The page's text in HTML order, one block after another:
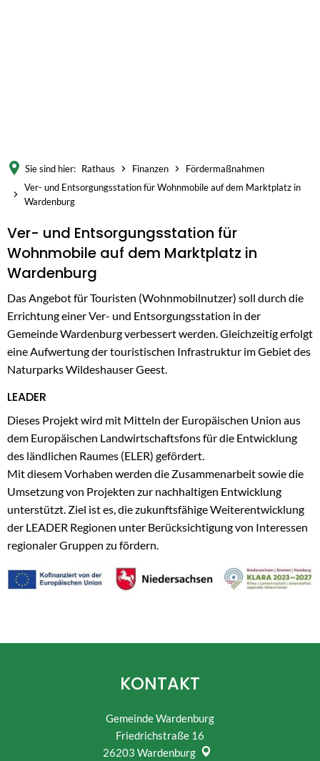
Sie sind hier: Rathaus Finanzen
Fördermaßnahmen
Ver- und Entsorgungsstation für Wohnmobile auf dem Marktplatz in
Wardenburg
Ver-
und
Entsorgungsstation
für
Wohnmobile
auf
Marktplatz
in
Wardenburg
Ver- und Entsorgungsstation für
Wohnmobile auf dem Marktplatz in
Wardenburg
Das Angebot für Touristen (Wohnmobilnutzer) soll durch die
Errichtung einer Ver- und Entsorgungsstation in der
Gemeinde Wardenburg verbessert werden. Gleichzeitig erfolgt
eine Aufwertung der touristischen Infrastruktur im Gebiet des
Naturparks Wildeshauser Geest.
LEADER
Dieses Projekt wird mit Mitteln der Europäischen Union aus
dem Europäischen Landwirtschaftsfons für die Entwicklung
des ländlichen Raumes (ELER) gefördert.
Mit diesem Vorhaben werden die Zusammenarbeit sowie die
Umsetzung von Projekten zur nachhaltigen Entwicklung
unterstützt. Ziel ist es, die zukunftsfähige Weiterentwicklung
der LEADER Regionen unter Berücksichtigung von Interessen
regionaler Gruppen zu fördern.
KONTAKT
Gemeinde Wardenburg
Friedrichstraße 16
26203 Wardenburg